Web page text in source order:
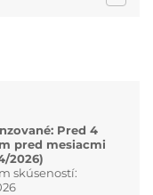
Pred 4
pred mesiacmi
2026)
skúseností: